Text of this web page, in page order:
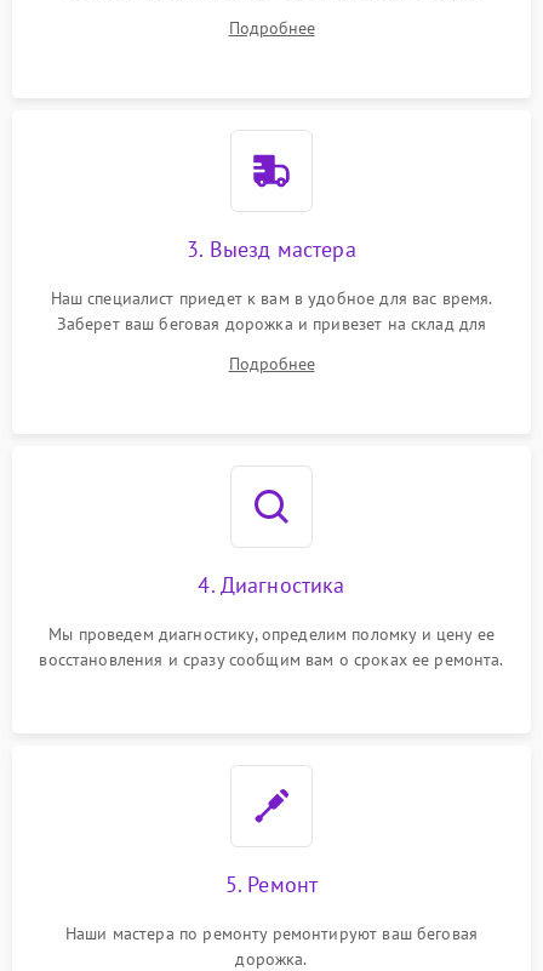
Подробнее
3. Выезд мастера
Наш специалист приедет к вам в удобное для вас время.
Заберет ваш беговая дорожка и привезет на склад для
Подробнее
4. Диагностика
Мы проведем диагностику, определим поломку и цену ее
восстановления и сразу сообщим вам о сроках ее ремонта.
5. Ремонт
Наши мастера по ремонту ремонтируют ваш беговая
дорожка.